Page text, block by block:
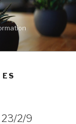
ES
23/2/9